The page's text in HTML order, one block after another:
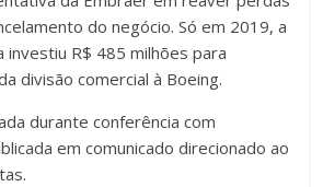
do negócio. Só em 2019, a
investiu R$ 485 milhões para
divisão comercial à Boeing.
durante conferência com
em comunicado direcionado ao